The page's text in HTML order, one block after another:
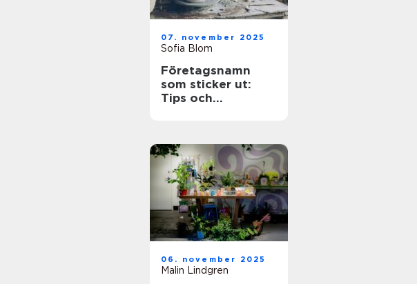
07. november 2025
Sofia Blom
Företagsnamn
som sticker ut:
Tips och
06. november 2025
Malin Lindgren